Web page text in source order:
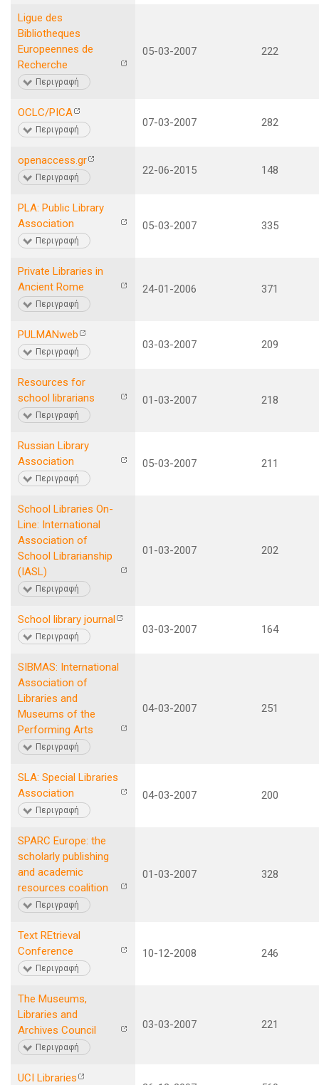
Ligue des
Bibliotheques
Europeennes de
Recherche
Περιγραφή
05-03-2007 222
OCLC/PICA
Περιγραφή
07-03-2007 282
openaccess.gr
Περιγραφή
22-06-2015 148
PLA: Public Library
Association
Περιγραφή
05-03-2007 335
Private Libraries in
Ancient Rome
Περιγραφή
24-01-2006 371
PULMANweb
Περιγραφή
03-03-2007 209
Resources for
school librarians
Περιγραφή
01-03-2007 218
Russian Library
Association
Περιγραφή
05-03-2007 211
School Libraries On-
Line: International
Association of
School Librarianship
(IASL)
Περιγραφή
01-03-2007 202
School library journal
Περιγραφή
03-03-2007 164
SIBMAS: International
Association of
Libraries and
Museums of the
Performing Arts
Περιγραφή
04-03-2007 251
SLA: Special Libraries
Association
Περιγραφή
04-03-2007 200
SPARC Europe: the
scholarly publishing
and academic
resources coalition
Περιγραφή
01-03-2007 328
Text REtrieval
Conference
Περιγραφή
10-12-2008 246
The Museums,
Libraries and
Archives Council
Περιγραφή
03-03-2007 221
UCI Libraries